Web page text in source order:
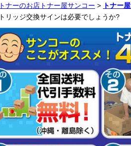
ナーのお店トナー屋サンコー > トナー
リッジ交換サインは必要でしょうか?